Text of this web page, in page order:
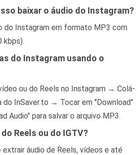
baixar o áudio do Instagram?
do Instagram em formato MP3 com
kbps).
do Instagram usando o
ou do Reels no Instagram → Colá-
do InSaver.to → Tocar em "Download"
Audio" para salvar o arquivo MP3.
Reels ou do IGTV?
extrair áudio de Reels, vídeos e até